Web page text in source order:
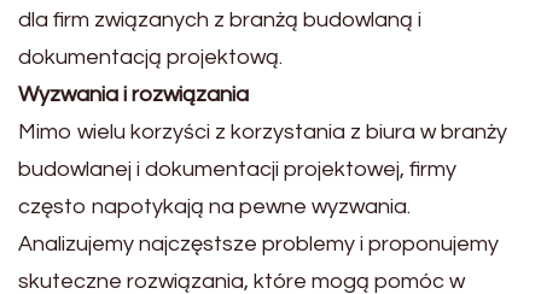
dla firm związanych z branżą budowlaną i
dokumentacją projektową.
Wyzwania i rozwiązania
Mimo wielu korzyści z korzystania z biura w branży
budowlanej i dokumentacji projektowej, firmy
często napotykają na pewne wyzwania.
Analizujemy najczęstsze problemy i proponujemy
skuteczne rozwiązania, które mogą pomóc w